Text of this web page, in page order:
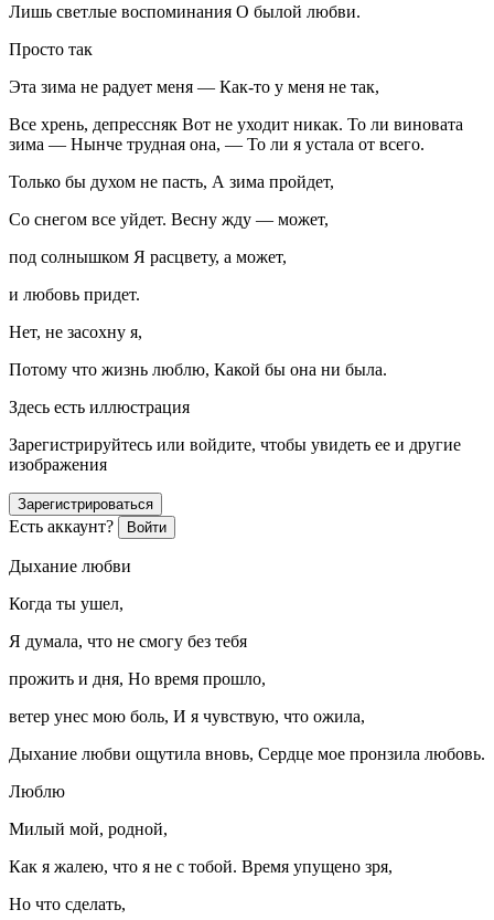
Лишь светлые воспоминания О былой любви.
Просто так
Эта зима не радует меня — Как-то у меня не так,
Все хрень, депрессняк Вот не уходит никак. То ли виновата
зима — Нынче трудная она, — То ли я устала от всего.
Только бы духом не пасть, А зима пройдет,
Со снегом все уйдет. Весну жду — может,
под солнышком Я расцвету, а может,
и любовь придет.
Нет, не засохну я,
Потому что жизнь люблю, Какой бы она ни была.
Здесь есть иллюстрация
Зарегистрируйтесь или войдите, чтобы увидеть ее и другие
изображения
Зарегистрироваться
Есть аккаунт? Войти
Дыхание любви
Когда ты ушел,
Я думала, что не смогу без тебя
прожить и дня, Но время прошло,
ветер унес мою боль, И я чувствую, что ожила,
Дыхание любви ощутила вновь, Сердце мое пронзила любовь.
Люблю
Милый мой, родной,
Как я жалею, что я не с тобой. Время упущено зря,
Но что сделать,